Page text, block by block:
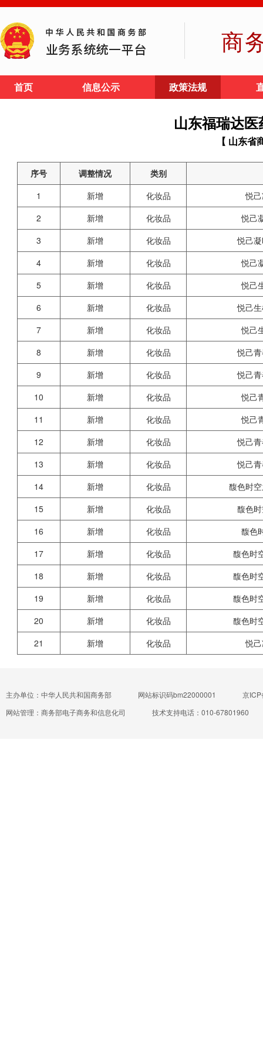
商
首页 信息公示 政策法规
山东福瑞达
【 山东省
序号 调整情况
类别
1
新增 化妆品
悦
2
新增 化妆品
悦己
3
新增 化妆品
悦己
4
新增 化妆品
悦己
5
新增 化妆品
悦己
6
新增 化妆品
悦己
7
新增 化妆品
悦己
8
新增 化妆品
悦己
9
新增 化妆品
悦己
10
新增 化妆品
悦己
11
新增 化妆品
悦己
12
新增 化妆品
悦己
13
新增 化妆品
悦己
14
新增 化妆品
馥色时
15
新增 化妆品
馥色
16
新增 化妆品
馥色
17
新增 化妆品
馥色时
18
新增 化妆品
馥色时
19
新增 化妆品
馥色时
20
新增 化妆品
馥色时
21
新增 化妆品 悦
主办单位：中华人民共和国商务部 网站标识码bm22000001
京
网站管理：商务部电子商务和信息化司
技术支持电话：010-67801960